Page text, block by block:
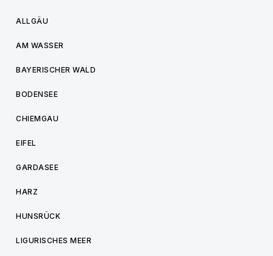
ALLGÄU
AM WASSER
BAYERISCHER WALD
BODENSEE
CHIEMGAU
EIFEL
GARDASEE
HARZ
HUNSRÜCK
LIGURISCHES MEER